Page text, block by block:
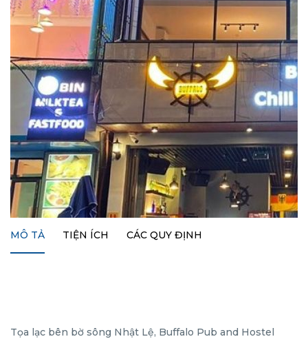
MÔ TẢ TIỆN ÍCH CÁC QUY ĐỊNH
Tọa lạc bên bờ sông Nhật Lệ, Buffalo Pub and Hostel